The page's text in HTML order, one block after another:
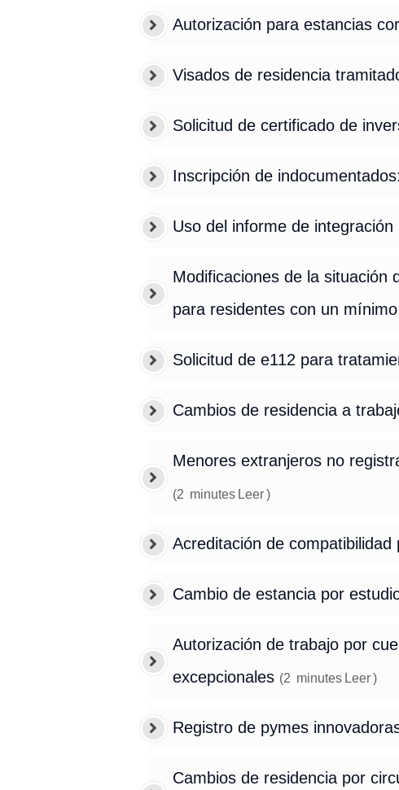
Autorización para estancias
Visados de residencia
Solicitud de certificado de
Inscripción de
Uso del informe de
Modificaciones de la situación
para residentes con un
Solicitud de e112 para
Cambios de residencia a
Menores extranjeros no
(2 minutes Leer )
Acreditación de
Cambio de estancia por
Autorización de trabajo por
excepcionales (2 minutes Leer )
Registro de pymes
Cambios de residencia por